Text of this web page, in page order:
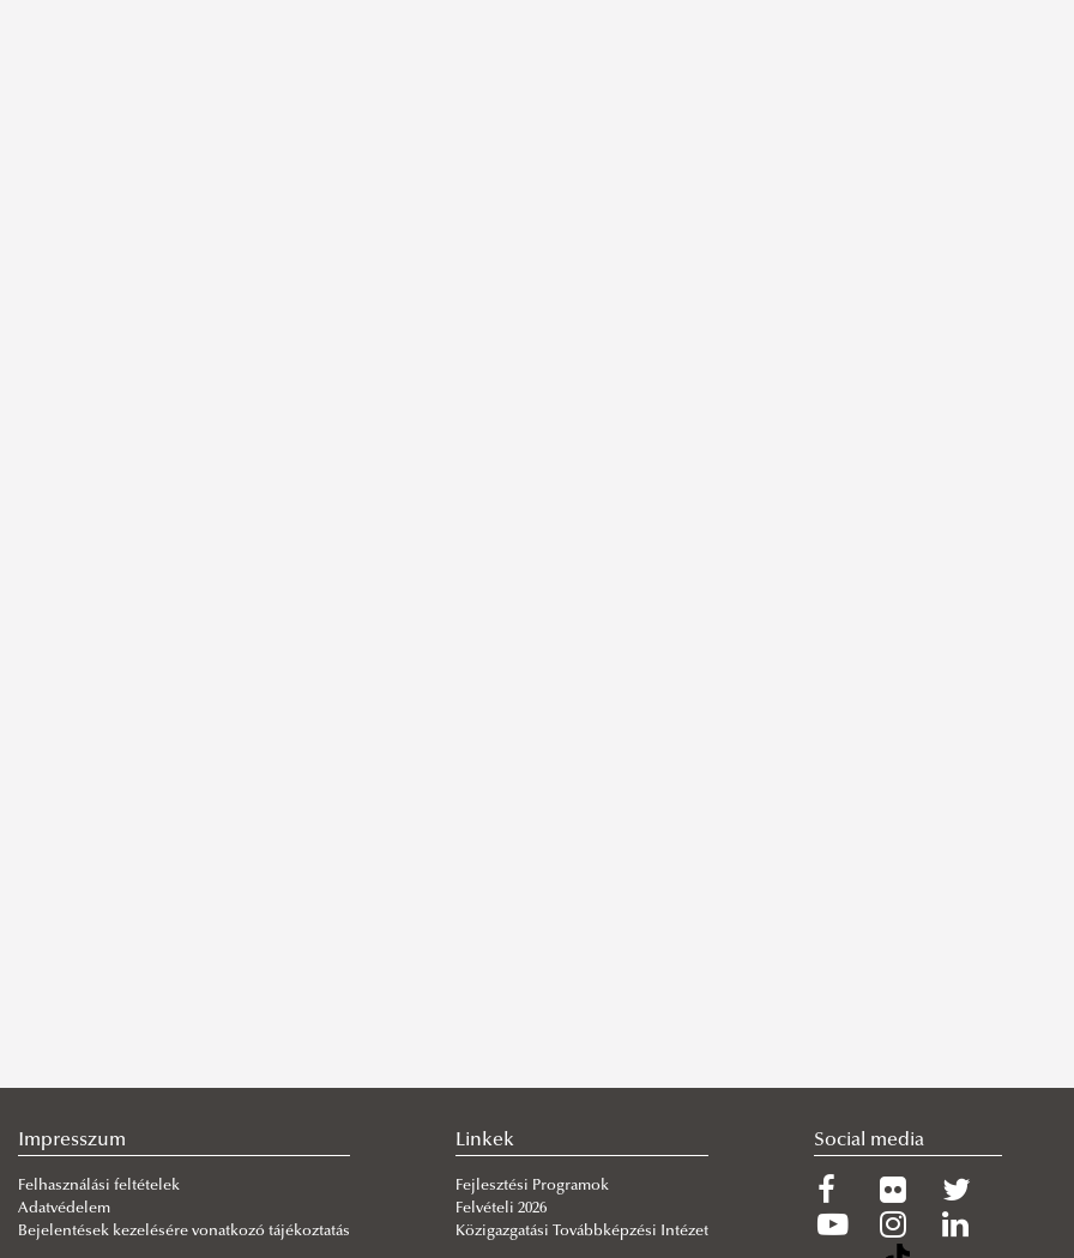
Impresszum
Felhasználási feltételek
Adatvédelem
Bejelentések kezelésére vonatkozó tájékoztatás
Linkek
Fejlesztési Programok
Felvételi 2026
Közigazgatási Továbbképzési Intézet
Social media